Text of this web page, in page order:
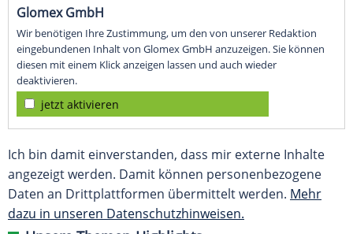
Glomex GmbH
Wir benötigen Ihre Zustimmung, um den von unserer Redaktion
eingebundenen Inhalt von Glomex GmbH anzuzeigen. Sie können
diesen mit einem Klick anzeigen lassen und auch wieder
deaktivieren.
jetzt aktivieren
Ich bin damit einverstanden, dass mir externe Inhalte
angezeigt werden. Damit können personenbezogene
Daten an Drittplattformen übermittelt werden. Mehr
dazu in unseren Datenschutzhinweisen.